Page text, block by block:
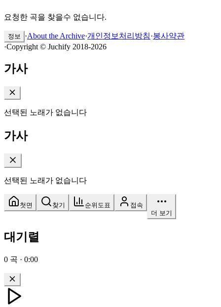
요청한 곡을 찾을수 없습니다.
정보 ·About the Archive·개인정보처리방침·봉사약관
·Copyright © Juchify 2018-2026
가사
선택된 노래가 없습니다
가사
선택된 노래가 없습니다
첫면 찾기 순위도표
접속
더 보기
대기렬
0 곡 · 0:00